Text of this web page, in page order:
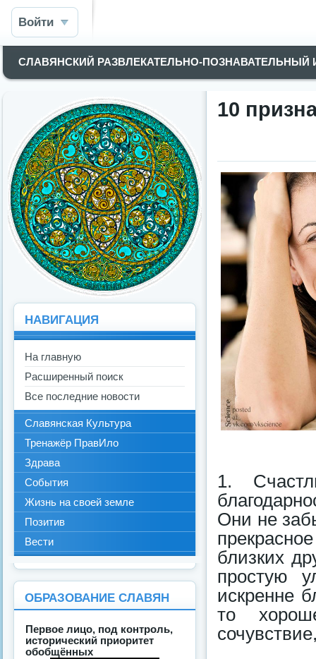
Войти
СЛАВЯНСКИЙ РАЗВЛЕКАТЕЛЬНО-
10
1.
Они не
близких
простую
искренне
то
НАВИГАЦИЯ
На главную
Расширенный поиск
Все последние новости
Славянская Культура
Тренажёр ПравИло
Здрава
События
Жизнь на своей земле
Позитив
Вести
ОБРАЗОВАНИЕ СЛАВЯН
Первое лицо, под контроль,
исторический приоритет
обобщённых